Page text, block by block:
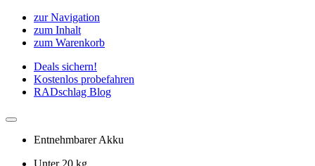
zur Navigation
zum Inhalt
zum Warenkorb
Deals sichern!
Kostenlos probefahren
RADschlag Blog
Entnehmbarer Akku
Unter 20 kg